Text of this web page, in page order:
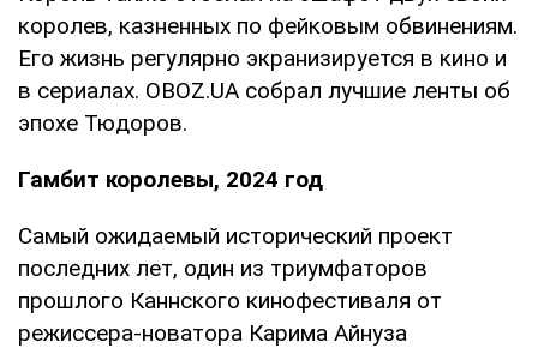
королев, казненных по фейковым обвинениям.
Его жизнь регулярно экранизируется в кино и
в сериалах. OBOZ.UA собрал лучшие ленты об
эпохе Тюдоров.
Гамбит королевы, 2024 год
Самый ожидаемый исторический проект
последних лет, один из триумфаторов
прошлого Каннского кинофестиваля от
режиссера-новатора Карима Айнуза